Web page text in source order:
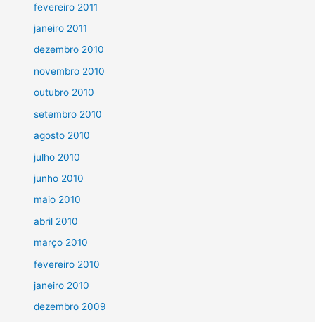
fevereiro 2011
janeiro 2011
dezembro 2010
novembro 2010
outubro 2010
setembro 2010
agosto 2010
julho 2010
junho 2010
maio 2010
abril 2010
março 2010
fevereiro 2010
janeiro 2010
dezembro 2009